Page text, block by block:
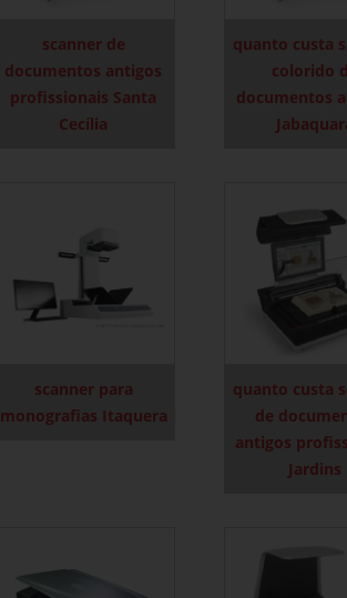
scanner de
documentos antigos
profissionais Santa
Cecília
quanto custa
colorido
documentos
scanner para
monografias Itaquera
quanto custa
de
antigos
Jardins